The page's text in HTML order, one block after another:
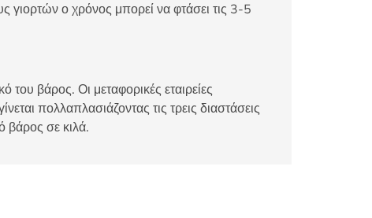
γιορτών ο χρόνος μπορεί να φτάσει τις 3-5
βάρος. Οι μεταφορικές εταιρείες
πολλαπλασιάζοντας τις τρεις διαστάσεις
σε κιλά.